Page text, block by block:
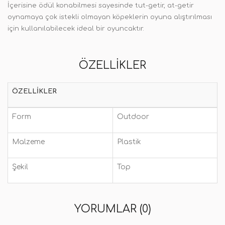
İçerisine ödül konabilmesi sayesinde tut-getir, at-getir
oynamaya çok istekli olmayan köpeklerin oyuna alıştırılması
için kullanılabilecek ideal bir oyuncaktır.
ÖZELLIKLER
ÖZELLIKLER
Form Outdoor
Malzeme Plastik
Şekil Top
YORUMLAR (0)